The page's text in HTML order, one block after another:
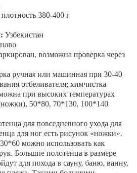
380-400 г
Узбекистан
возможна проверка через
ручная или машинная при 30-40
отбеливателя; химчистка
при высоких температурах
50*80, 70*130, 100*140
для повседневного ухода для
для ног есть рисунок «ножки».
можно использовать как
Большие полотенца в размере
для похода в сауну, баню, ванну,